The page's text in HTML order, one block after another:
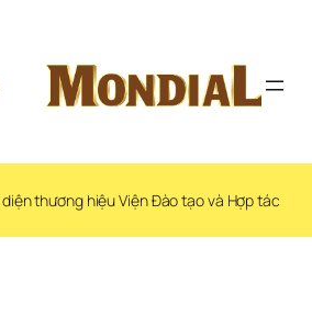
thương hiệu Viện Đào tạo và Hợp tác